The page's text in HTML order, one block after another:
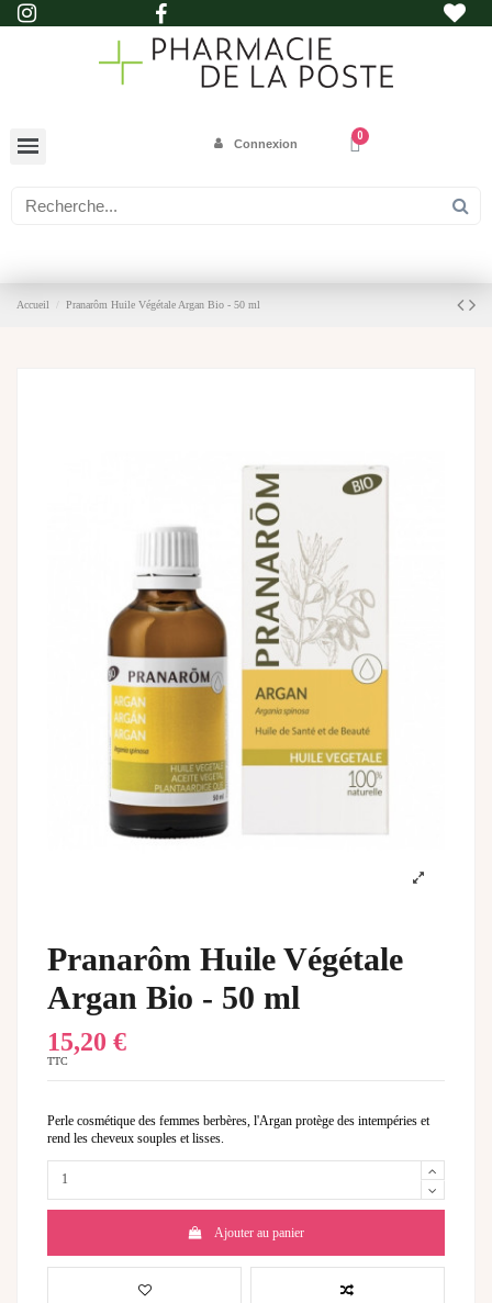
Connexion
Accueil Pranarôm Huile Végétale Argan Bio - 50 ml
Pranarôm Huile Végétale
Argan Bio - 50 ml
15,20 €
TTC
Perle cosmétique des femmes berbères, l'Argan protège des intempéries et
rend les cheveux souples et lisses.
Ajouter au panier